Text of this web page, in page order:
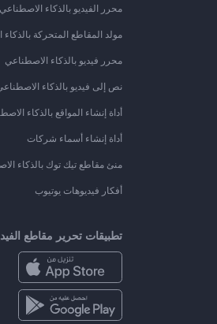
محرر الفيديو بالذكاء الاصطناعي
مولد المقاطع المتحركة
محرر فيديو بالذكاء الاصطناعي
نص إلى فيديو بالذكاء
أداة إنشاء المواقع بالذكاء
أداة إنشاء أسماء شركات
منئ مقاطع تيك توك بالذكاء
أفكار فيديوهات يوتيوب
تطبيقات تحرير مقاطع